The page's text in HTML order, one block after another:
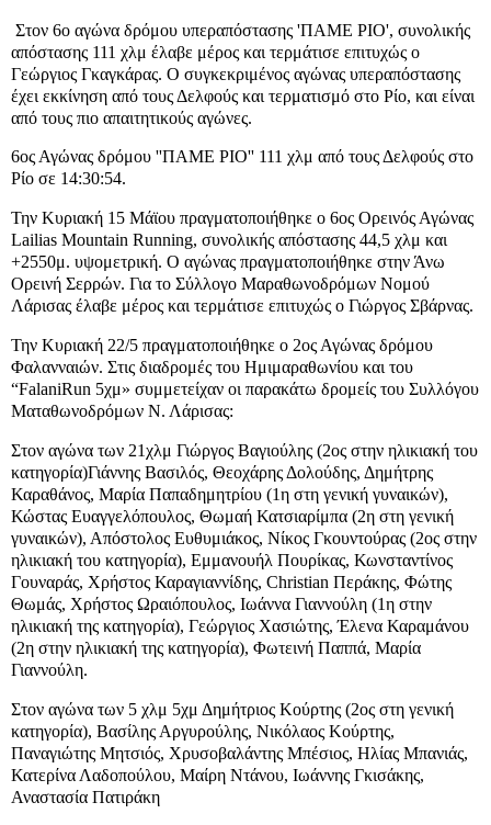
Στον 6ο αγώνα δρόμου υπεραπόστασης 'ΠΑΜΕ ΡΙΟ', συνολικής
απόστασης 111 χλμ έλαβε μέρος και τερμάτισε επιτυχώς ο
Γεώργιος Γκαγκάρας. Ο συγκεκριμένος αγώνας υπεραπόστασης
έχει εκκίνηση από τους Δελφούς και τερματισμό στο Ρίο, και είναι
από τους πιο απαιτητικούς αγώνες.
6ος Αγώνας δρόμου ''ΠΑΜΕ ΡΙΟ'' 111 χλμ από τους Δελφούς στο
Ρίο σε 14:30:54.
Την Κυριακή 15 Μάϊου πραγματοποιήθηκε ο 6ος Ορεινός Αγώνας
Lailias Mountain Running, συνολικής απόστασης 44,5 χλμ και
+2550μ. υψομετρική. Ο αγώνας πραγματοποιήθηκε στην Άνω
Ορεινή Σερρών. Για το Σύλλογο Μαραθωνοδρόμων Νομού
Λάρισας έλαβε μέρος και τερμάτισε επιτυχώς ο Γιώργος Σβάρνας.
Την Κυριακή 22/5 πραγματοποιήθηκε ο 2ος Αγώνας δρόμου
Φαλανναιών. Στις διαδρομές του Ημιμαραθωνίου και του
“FalaniRun 5χμ» συμμετείχαν οι παρακάτω δρομείς του Συλλόγου
Ματαθωνοδρόμων Ν. Λάρισας:
Στον αγώνα των 21χλμ Γιώργος Βαγιούλης (2ος στην ηλικιακή του
κατηγορία)Γιάννης Βασιλός, Θεοχάρης Δολούδης, Δημήτρης
Καραθάνος, Μαρία Παπαδημητρίου (1η στη γενική γυναικών),
Κώστας Ευαγγελόπουλος, Θωμαή Κατσιαρίμπα (2η στη γενική
γυναικών), Απόστολος Ευθυμιάκος, Νίκος Γκουντούρας (2ος στην
ηλικιακή του κατηγορία), Εμμανουήλ Πουρίκας, Κωνσταντίνος
Γουναράς, Χρήστος Καραγιαννίδης, Christian Περάκης, Φώτης
Θωμάς, Χρήστος Ωραιόπουλος, Ιωάννα Γιαννούλη (1η στην
ηλικιακή της κατηγορία), Γεώργιος Χασιώτης, Έλενα Καραμάνου
(2η στην ηλικιακή της κατηγορία), Φωτεινή Παππά, Μαρία
Γιαννούλη.
Στον αγώνα των 5 χλμ 5χμ Δημήτριος Κούρτης (2ος στη γενική
κατηγορία), Βασίλης Αργυρούλης, Νικόλαος Κούρτης,
Παναγιώτης Μητσιός, Χρυσοβαλάντης Μπέσιος, Ηλίας Μπανιάς,
Κατερίνα Λαδοπούλου, Μαίρη Ντάνου, Ιωάννης Γκισάκης,
Αναστασία Πατιράκη